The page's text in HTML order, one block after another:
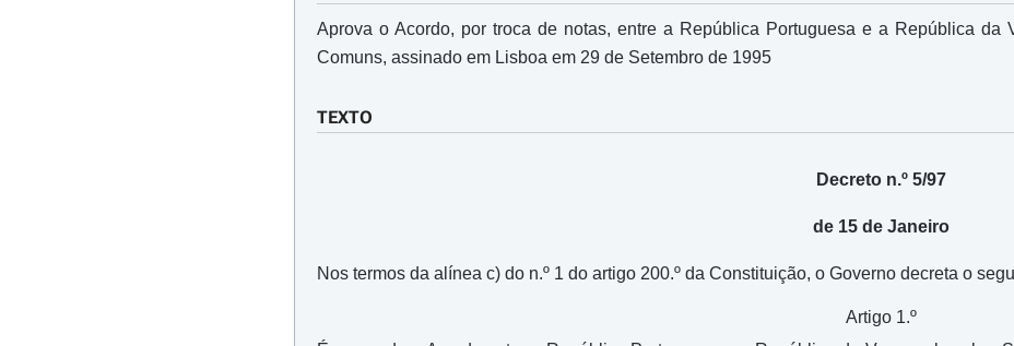
Aprova o Acordo, por troca de notas, entre a República Portuguesa e a República da
Comuns, assinado em Lisboa em 29 de Setembro de 1995
TEXTO
Decreto n.º 5/97
de 15 de Janeiro
Nos termos da alínea c) do n.º 1 do artigo 200.º da Constituição, o Governo decreta o
Artigo 1.º